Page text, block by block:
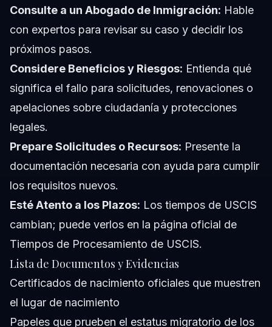
Consulte a un Abogado de Inmigración: Hable
con expertos para revisar su caso y decidir los
próximos pasos.
Considere Beneficios y Riesgos: Entienda qué
significa el fallo para solicitudes, renovaciones o
apelaciones sobre ciudadanía y protecciones
legales.
Prepare Solicitudes o Recursos: Presente la
documentación necesaria con ayuda para cumplir
los requisitos nuevos.
Esté Atento a los Plazos: Los tiempos de USCIS
cambian; puede verlos en la página oficial de
Tiempos de Procesamiento de USCIS.
Lista de Documentos y Evidencias
Certificados de nacimiento oficiales que muestren
el lugar de nacimiento
Papeles que prueben el estatus migratorio de los